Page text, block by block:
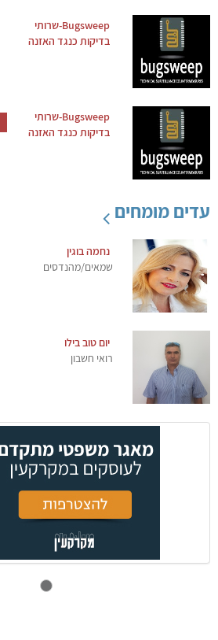
Bugsweep-שרותי
בדיקות כנגד האזנה
Bugsweep-שרותי
בדיקות כנגד האזנה
עדים מומחים
נחמה בוגין
שמאים/מהנדסים
יום טוב בילו
רואי חשבון